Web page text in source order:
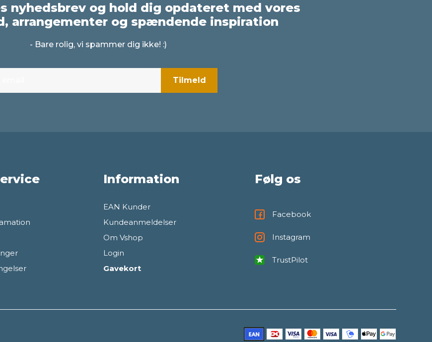
nyhedsbrev og hold dig opdateret med vores
arrangementer og spændende inspiration
- Bare rolig, vi spammer dig ikke! :)
Information
EAN Kunder
Kundeanmeldelser
Om Vshop
Login
Gavekort
Følg os
Facebook
Instagram
TrustPilot